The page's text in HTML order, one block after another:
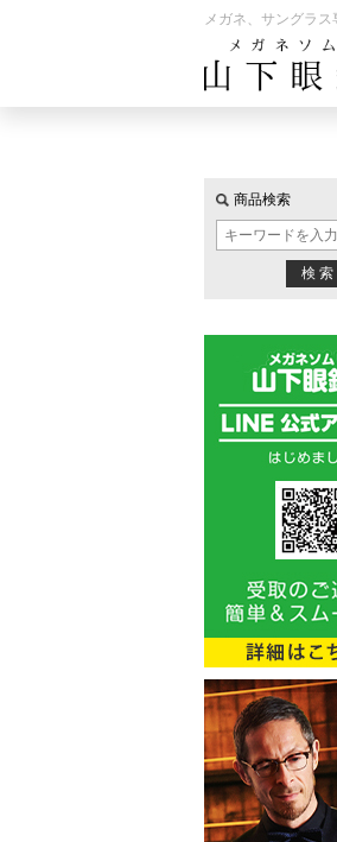
メガネ、サングラ
商品検索